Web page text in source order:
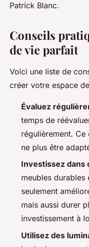
Patrick Blanc.
Conseils
de vie parfait
Voici une liste de
créer votre espace
Évaluez
temps de
régulièrement.
ne plus être
Investissez dans
meubles durables
seulement
mais aussi durer
investissement à
Utilisez des